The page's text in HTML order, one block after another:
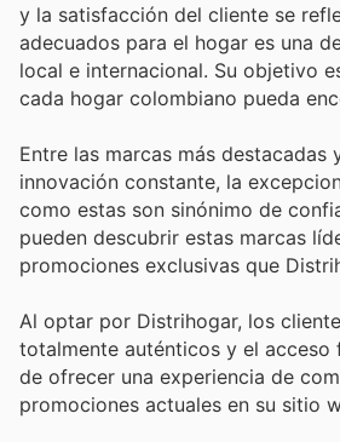
y la satisfacción del cliente se
adecuados para el hogar es una
local e internacional. Su objetivo
cada hogar colombiano pueda
Entre las marcas más
innovación constante, la
como estas son sinónimo de
pueden descubrir estas marcas
promociones exclusivas que
Al optar por Distrihogar, los
totalmente auténticos y el acceso
de ofrecer una experiencia de
promociones actuales en su sitio